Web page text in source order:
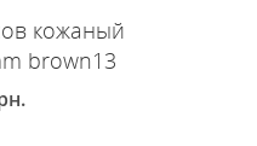
кожаный
brown13